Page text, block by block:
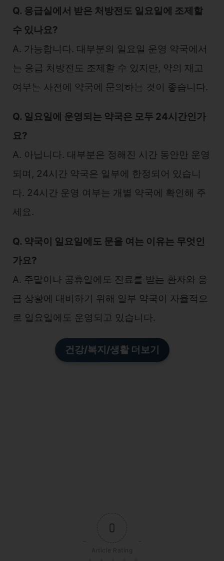
Q. 응급실에서 받은 처방전도 일요일에 조제할
수 있나요?
A. 가능합니다. 대부분의 일요일 운영 약국에서
는 응급 처방전도 조제할 수 있지만, 약의 재고
여부는 사전에 약국에 문의하는 것이 좋습니다.
Q. 일요일에 운영되는 약국은 모두 24시간인가
요?
A. 아닙니다. 대부분은 정해진 시간 동안만 운영
되며, 24시간 약국은 일부에 한정되어 있습니
다. 24시간 운영 여부는 개별 약국에 확인해 주
세요.
Q. 약국이 일요일에도 문을 여는 이유는 무엇인
가요?
A. 주말이나 공휴일에도 진료를 받는 환자와 응
급 상황에 대비하기 위해 일부 약국이 자율적으
로 일요일에도 운영되고 있습니다.
건강/복지/생활 더보기
0
Article Rating